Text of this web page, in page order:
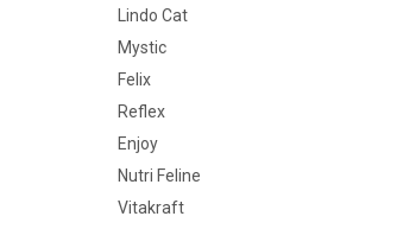
Lindo Cat
Mystic
Felix
Reflex
Enjoy
Nutri Feline
Vitakraft